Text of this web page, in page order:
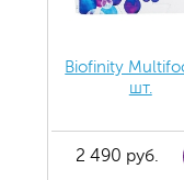
Biofinity
шт.
2 490 руб.